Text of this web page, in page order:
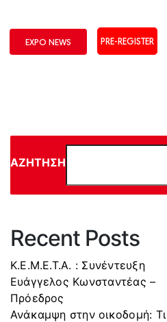
EXPO NEWS PRE-REGISTER
ΑΝΑΖΉΤΗΣΗ
Recent Posts
Κ.Ε.Μ.Ε.Τ.Α. : Συνέντευξη
Ευάγγελος Κωνσταντέας –
Πρόεδρος
Ανάκαμψη στην οικοδομή: Τι